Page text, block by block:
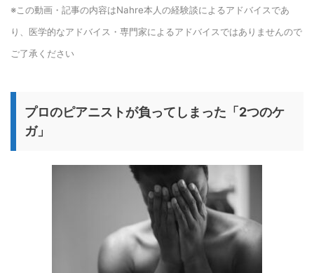
※この動画・記事の内容はNahre本人の経験談によるアドバイスであ
り、医学的なアドバイス・専門家によるアドバイスではありませんので
ご了承ください
プロのピアニストが負ってしまった「2つのケ
ガ」